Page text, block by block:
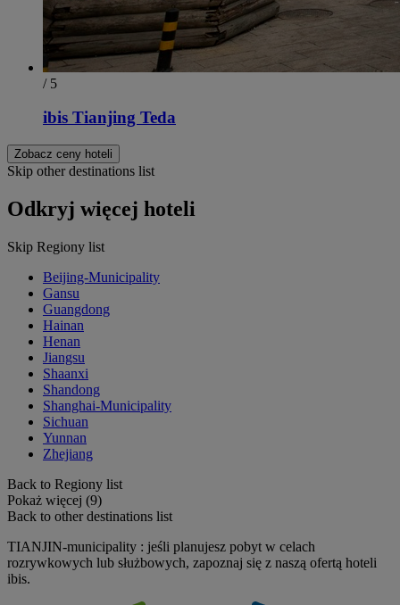
/ 5
ibis Tianjing Teda
Zobacz ceny hoteli
Skip other destinations list
Odkryj więcej hoteli
Skip Regiony list
Beijing-Municipality
Gansu
Guangdong
Hainan
Henan
Jiangsu
Shaanxi
Shandong
Shanghai-Municipality
Sichuan
Yunnan
Zhejiang
Back to Regiony list
Pokaż więcej (9)
Back to other destinations list
TIANJIN-municipality : jeśli planujesz pobyt w celach
rozrywkowych lub służbowych, zapoznaj się z naszą ofertą hoteli
ibis.